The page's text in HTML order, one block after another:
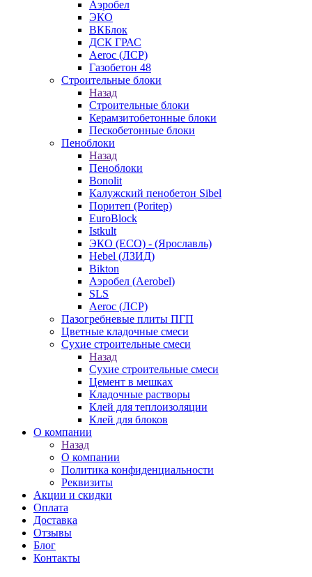
Аэробел
ЭКО
ВКБлок
ДСК ГРАС
Aeroc (ЛСР)
Газобетон 48
Строительные блоки
Назад
Строительные блоки
Керамзитобетонные блоки
Пескобетонные блоки
Пеноблоки
Назад
Пеноблоки
Bonolit
Калужский пенобетон Sibel
Поритеп (Poritep)
EuroBlock
Istkult
ЭКО (ECO) - (Ярославль)
Hebel (ЛЗИД)
Bikton
Аэробел (Aerobel)
SLS
Aeroc (ЛСР)
Пазогребневые плиты ПГП
Цветные кладочные смеси
Сухие строительные смеси
Назад
Сухие строительные смеси
Цемент в мешках
Кладочные растворы
Клей для теплоизоляции
Клей для блоков
О компании
Назад
О компании
Политика конфиденциальности
Реквизиты
Акции и скидки
Оплата
Доставка
Отзывы
Блог
Контакты